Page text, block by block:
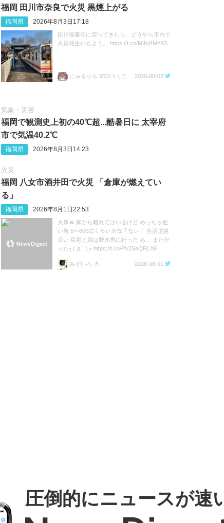
福岡 田川市奈良で火災 黒煙上がる
福岡県 2026年8月3日17:18
田川後藤寺に戻ってきたら、どうやら市内で
火災発生のもよう。 https://t.co/MIfxj4MzXS
2026-08-03
気象・災害
福岡で観測史上初の40℃超...酷暑日に 太宰府
市で気温40.2℃
福岡県 2026年8月3日14:23
火災
福岡 八女市酒井田で火災 「倉庫が燃えてい
る」
福岡県 2026年8月1日22:53
火事🔥 家から離れてはいるけど めっちゃ近
い所 5〜600㍍くらいかな？ない！ 生活道路
沿い 旦那と娘は野次馬に行った あ 、また行
った┐(´д｀)┌ https://t.co/PVJSeQRLA9
みずいろ 🍅 2026-08-01
圧倒的にニュースが速